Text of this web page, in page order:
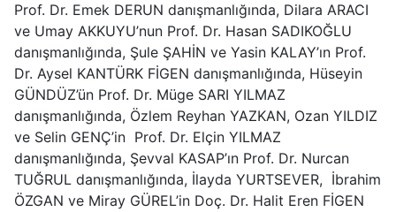
Prof. Dr. Emek DERUN danışmanlığında, Dilara ARACI
ve Umay AKKUYU’nun Prof. Dr. Hasan SADIKOĞLU
danışmanlığında, Şule ŞAHİN ve Yasin KALAY’ın Prof.
Dr. Aysel KANTÜRK FİGEN danışmanlığında, Hüseyin
GÜNDÜZ’ün Prof. Dr. Müge SARI YILMAZ
danışmanlığında, Özlem Reyhan YAZKAN, Ozan YILDIZ
ve Selin GENÇ’in Prof. Dr. Elçin YILMAZ
danışmanlığında, Şevval KASAP’ın Prof. Dr. Nurcan
TUĞRUL danışmanlığında, İlayda YURTSEVER, İbrahim
ÖZGAN ve Miray GÜREL’in Doç. Dr. Halit Eren FİGEN